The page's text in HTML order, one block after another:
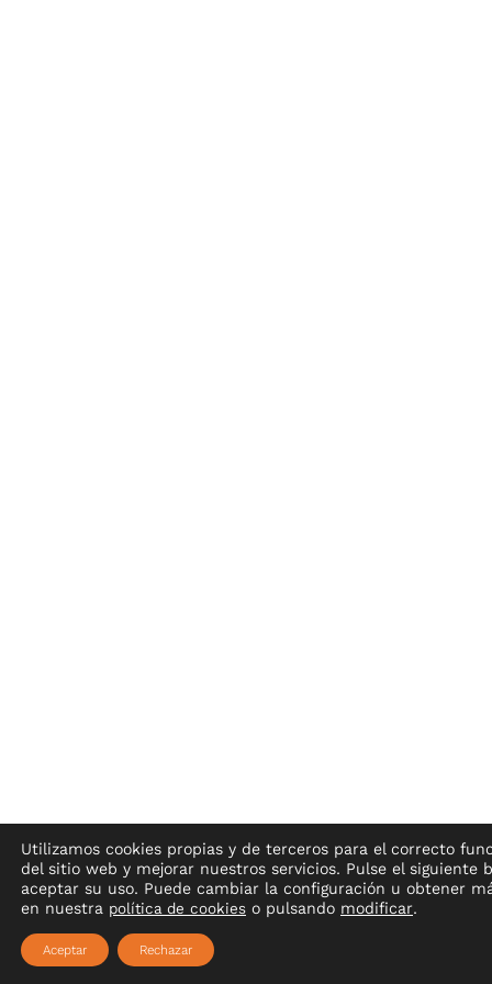
Utilizamos cookies propias y de terceros para el correcto
del sitio web y mejorar nuestros servicios. Pulse el siguiente
aceptar su uso. Puede cambiar la configuración u obtener
en nuestra política de cookies o pulsando modificar.
Aceptar Rechazar